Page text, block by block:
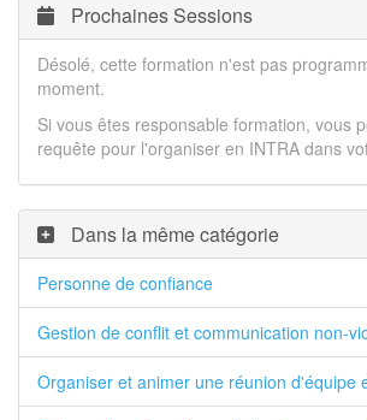
Prochaines Sessions
Désolé, cette formation n'est pas
moment.
Si vous êtes responsable formation, vous
requête pour l'organiser en INTRA dans
Dans la même catégorie
Personne de confiance
Gestion de conflit et communication non-
Organiser et animer une réunion d'équipe